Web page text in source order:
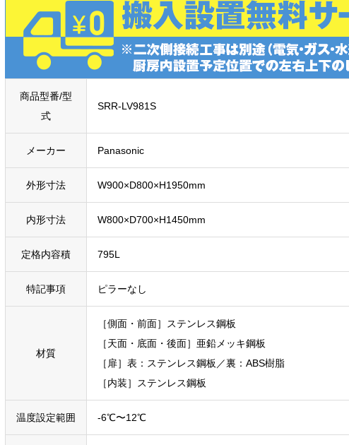
商品型番/型
式
SRR-LV981S
メーカー Panasonic
外形寸法 W900×D800×H1950mm
内形寸法 W800×D700×H1450mm
定格内容積 795L
特記事項 ピラーなし
材質
［側面・前面］ステンレス鋼板
［天面・底面・後面］亜鉛メッキ鋼板
［扉］表：ステンレス鋼板／裏：ABS樹脂
［内装］ステンレス鋼板
温度設定範囲 -6℃〜12℃